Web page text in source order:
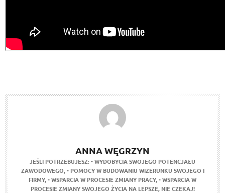
ANNA WĘGRZYN
JEŚLI POTRZEBUJESZ:- WYDOBYCIA SWOJEGO POTENCJAŁU
ZAWODOWEGO, - POMOCY W BUDOWANIU WIZERUNKU SWOJEGO I
FIRMY,- WSPARCIA W PROCESIE ZMIANY PRACY,- WSPARCIA W
PROCESIE ZMIANY SWOJEGO ŻYCIA NA LEPSZE, NIE CZEKAJ!